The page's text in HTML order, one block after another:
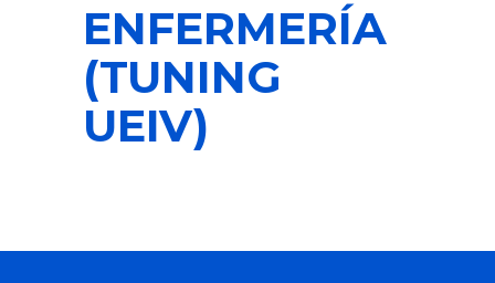
ENFERMERÍA
(TUNING
UEIV)